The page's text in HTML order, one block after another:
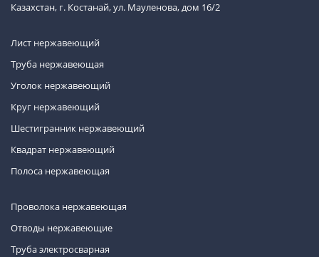
Казахстан, г. Костанай, ул. Мауленова, дом 16/2
Лист нержавеющий
Труба нержавеющая
Уголок нержавеющий
Круг нержавеющий
Шестигранник нержавеющий
Квадрат нержавеющий
Полоса нержавеющая
Проволока нержавеющая
Отводы нержавеющие
Труба электросварная